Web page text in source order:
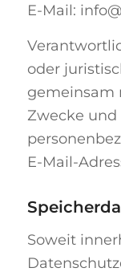
E-Mail:
oder
gemeinsam
Zwecke
E-Mail-
Soweit